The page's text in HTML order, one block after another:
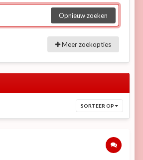
Opnieuw zoeken
Meer zoekopties
SORTEER OP